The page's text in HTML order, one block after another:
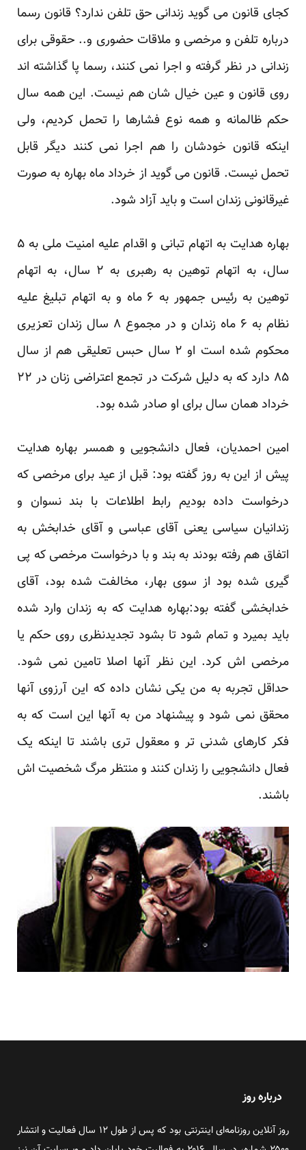
کجای قانون می گوید زندانی حق تلفن ندارد؟ قانون رسما
درباره تلفن و مرخصی و ملاقات حضوری و.. حقوقی برای
زندانی در نظر گرفته و اجرا نمی کنند، رسما پا گذاشته اند
روی قانون و عین خیال شان هم نیست. این همه سال
حکم ظالمانه و همه نوع فشارها را تحمل کردیم، ولی
اینکه قانون خودشان را هم اجرا نمی کنند دیگر قابل
تحمل نیست. قانون می گوید از خرداد ماه بهاره به صورت
غیرقانونی زندان است و باید آزاد شود.
بهاره هدایت به اتهام تبانی و اقدام علیه امنیت ملی به ۵
سال، به اتهام توهین به رهبری به ۲ سال، به اتهام
توهین به رئیس جمهور به ۶ ماه و به اتهام تبلیغ علیه
نظام به ۶ ماه زندان و در مجموع ۸ سال زندان تعزیری
محکوم شده است او ۲ سال حبس تعلیقی هم از سال
۸۵ دارد که به دلیل شرکت در تجمع اعتراضی زنان در ۲۲
خرداد همان سال برای او صادر شده بود.
امین احمدیان، فعال دانشجویی و همسر بهاره هدایت
پیش از این به روز گفته بود: قبل از عید برای مرخصی که
درخواست داده بودیم رابط اطلاعات با بند نسوان و
زندانیان سیاسی یعنی آقای عباسی و آقای خدابخش به
اتفاق هم رفته بودند به بند و با درخواست مرخصی که پی
گیری شده بود از سوی بهار، مخالفت شده بود، آقای
خدابخشی گفته بود:بهاره هدایت که به زندان وارد شده
باید بمیرد و تمام شود تا بشود تجدیدنظری روی حکم یا
مرخصی اش کرد. این نظر آنها اصلا تامین نمی شود.
حداقل تجربه به من یکی نشان داده که این آرزوی آنها
محقق نمی شود و پیشنهاد من به آنها این است که به
فکر کارهای شدنی تر و معقول تری باشند تا اینکه یک
فعال دانشجویی را زندان کنند و منتظر مرگ شخصیت اش
باشند.
درباره روز
روز آنلاین روزنامه‌ای اینترنتی بود که پس از طول ۱۲ سال فعالیت و انتشار